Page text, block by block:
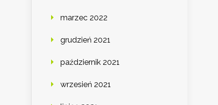
marzec 2022
grudzień 2021
październik 2021
wrzesień 2021